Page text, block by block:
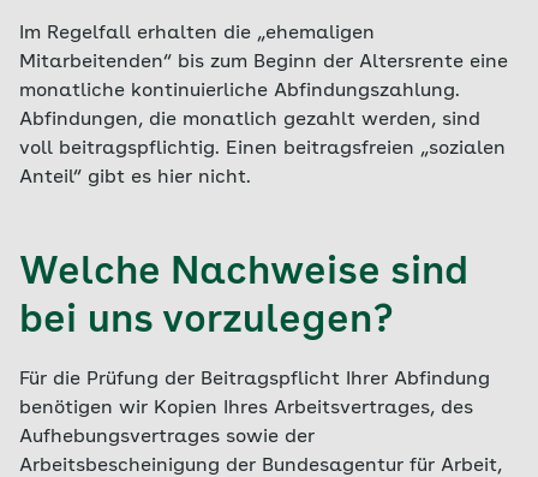
Im Regelfall erhalten die „ehemaligen
Mitarbeitenden“ bis zum Beginn der Altersrente eine
monatliche kontinuierliche Abfindungszahlung.
Abfindungen, die monatlich gezahlt werden, sind
voll beitragspflichtig. Einen beitragsfreien „sozialen
Anteil“ gibt es hier nicht.
Welche Nachweise sind
bei uns vorzulegen?
Für die Prüfung der Beitragspflicht Ihrer Abfindung
benötigen wir Kopien Ihres Arbeitsvertrages, des
Aufhebungsvertrages sowie der
Arbeitsbescheinigung der Bundesagentur für Arbeit,